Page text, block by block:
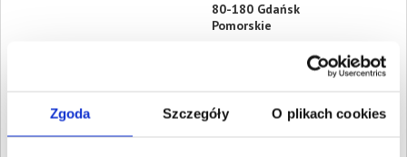
Zgoda Szczegóły O plikach cookies
80-180 Gdańsk
Pomorskie
509,00 PLN
grudnia 2024